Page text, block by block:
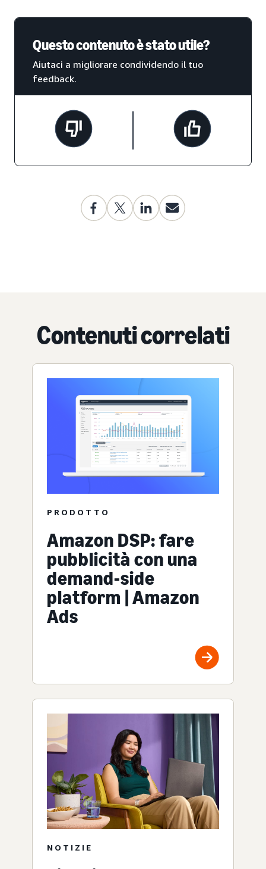
Questo contenuto è stato utile?
Aiutaci a migliorare condividendo il tuo
feedback.
Contenuti correlati
PRODOTTO
Amazon DSP: fare
pubblicità con una
demand-side
platform | Amazon
Ads
NOTIZIE